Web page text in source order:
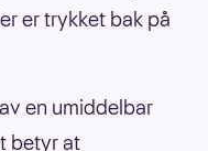
er trykket bak på
en umiddelbar
betyr at